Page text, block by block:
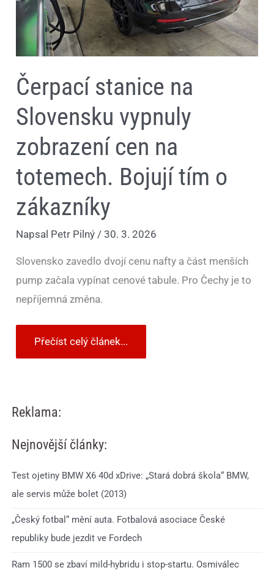
Čerpací stanice na
Slovensku vypnuly
zobrazení cen na
totemech. Bojují tím o
zákazníky
Napsal Petr Pilný/30. 3. 2026
Slovensko zavedlo dvojí cenu nafty a část menších
pump začala vypínat cenové tabule. Pro Čechy je to
nepříjemná změna.
totemech.
Bojují
tím
o
zákazníky
Přečíst celý článek...
Reklama:
Nejnovější články:
Test ojetiny BMW X6 40d xDrive: „Stará dobrá škola“ BMW,
ale servis může bolet (2013)
„Český fotbal“ mění auta. Fotbalová asociace České
republiky bude jezdit ve Fordech
Ram 1500 se zbaví mild-hybridu i stop-startu. Osmiválec